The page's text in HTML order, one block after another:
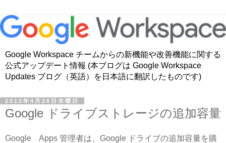
Google Workspace チームからの新機能や改善機能に関する
公式アップデート情報 (本ブログは Google Workspace
Updates ブログ（英語）を日本語に翻訳したものです)
2012年4月26日木曜日
Google ドライブストレージの追加容量
Google Apps 管理者は、Google ドライブの追加容量を購